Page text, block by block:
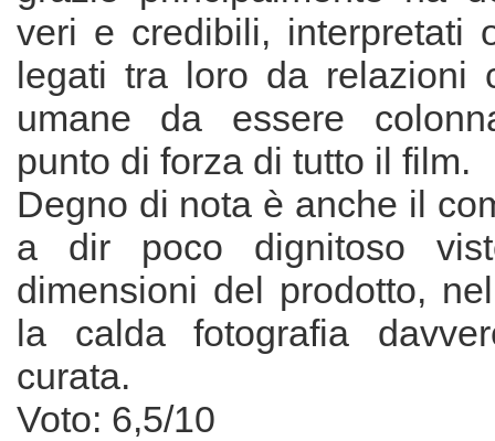
veri e credibili, interpretati
legati tra loro da relazioni
umane da essere
punto di forza di tutto il film.
Degno di nota è anche il
a dir poco dignitoso
dimensioni del prodotto,
la calda fotografia
curata.
Voto: 6,5/10